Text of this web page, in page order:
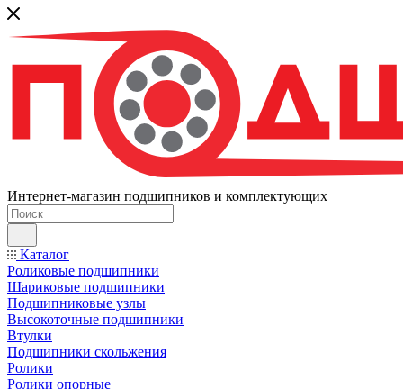
Интернет-магазин подшипников и комплектующих
Каталог
Роликовые подшипники
Шариковые подшипники
Подшипниковые узлы
Высокоточные подшипники
Втулки
Подшипники скольжения
Ролики
Ролики опорные